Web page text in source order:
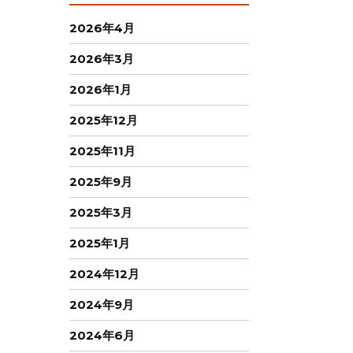
2026年4月
2026年3月
2026年1月
2025年12月
2025年11月
2025年9月
2025年3月
2025年1月
2024年12月
2024年9月
2024年6月